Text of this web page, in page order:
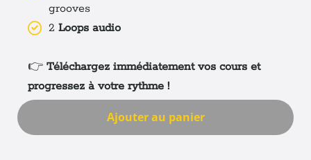
grooves
2 Loops audio
👉 Téléchargez immédiatement vos cours et
progressez à votre rythme !
Ajouter au panier